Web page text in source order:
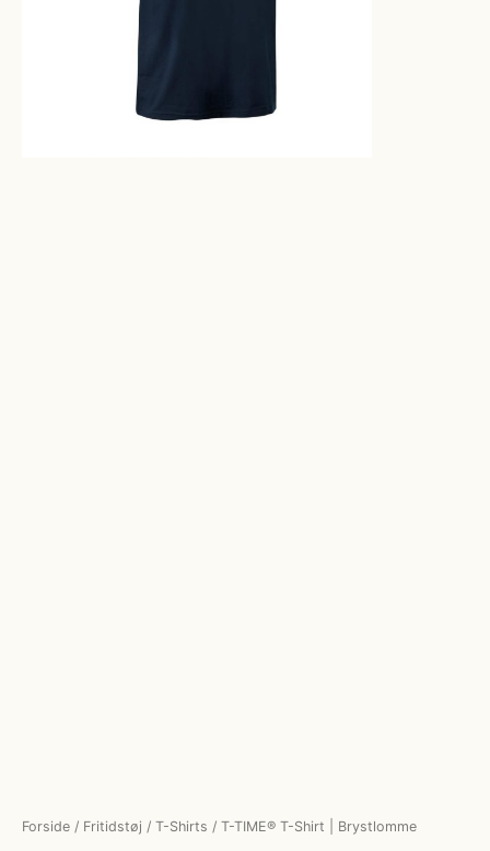
Forside / Fritidstøj / T-Shirts / T-TIME® T-Shirt | Brystlomme